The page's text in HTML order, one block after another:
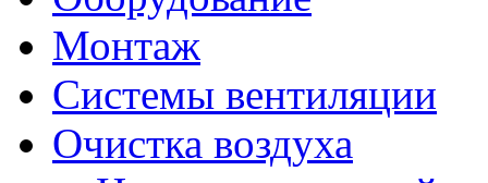
Монтаж
Системы вентиляции
Очистка воздуха